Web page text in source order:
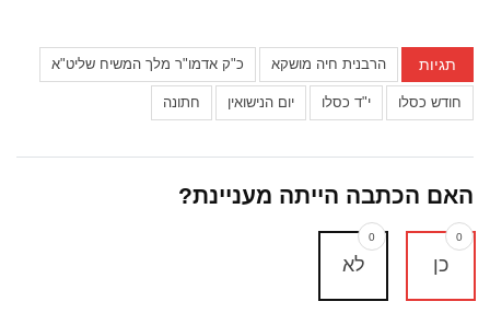
תגיות הרבנית חיה מושקא כ"ק אדמו"ר מלך המשיח שליט"א
חודש כסלו י"ד כסלו יום הנישואין חתונה
האם הכתבה הייתה מעניינת?
כן
0
לא
0